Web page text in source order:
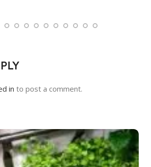
in to post a comment.